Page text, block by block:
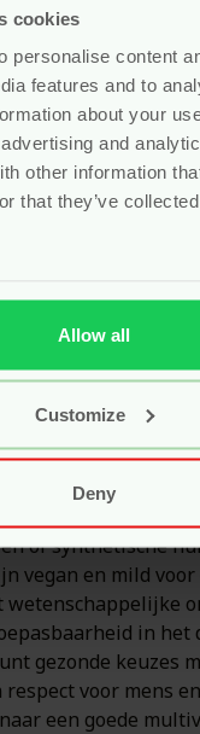
cookies
personalise content
features and to
about your
and
other information
that they’ve
Allow all
Customize
Deny
op elke
voor
De producten zijn
uitsluitend pure
of synthetische
vegan en mild voor
wetenschappelijke
in het
gezonde keuzes
voor mens
een goede